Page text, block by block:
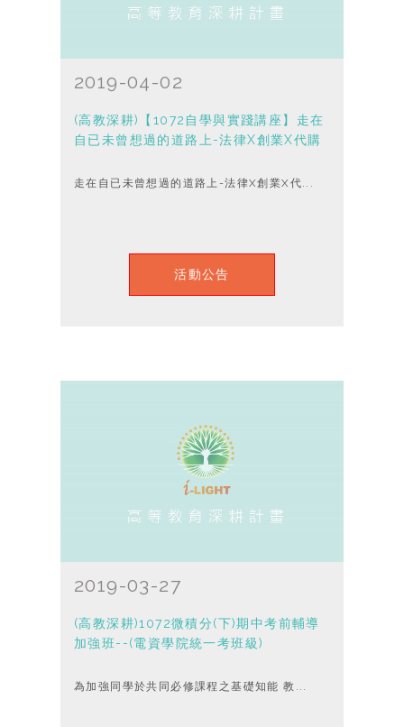
2019-04-02
(高教深耕)【1072自學與實踐講座】走在
自已未曾想過的道路上-法律X創業X代購
走在自已未曾想過的道路上-法律X創業X代...
活動公告
2019-03-27
(高教深耕)1072微積分(下)期中考前輔導
加強班--(電資學院統一考班級)
為加強同學於共同必修課程之基礎知能 教...